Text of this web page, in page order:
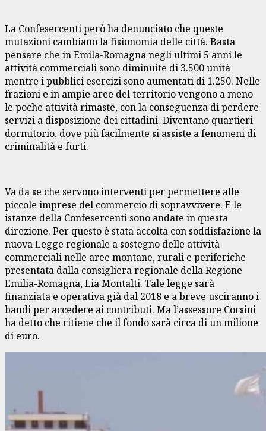
La Confesercenti però ha denunciato che queste
mutazioni cambiano la fisionomia delle città. Basta
pensare che in Emila-Romagna negli ultimi 5 anni le
attività commerciali sono diminuite di 3.500 unità
mentre i pubblici esercizi sono aumentati di 1.250. Nelle
frazioni e in ampie aree del territorio vengono a meno
le poche attività rimaste, con la conseguenza di perdere
servizi a disposizione dei cittadini. Diventano quartieri
dormitorio, dove più facilmente si assiste a fenomeni di
criminalità e furti.
Va da se che servono interventi per permettere alle
piccole imprese del commercio di sopravvivere. E le
istanze della Confesercenti sono andate in questa
direzione. Per questo è stata accolta con soddisfazione la
nuova Legge regionale a sostegno delle attività
commerciali nelle aree montane, rurali e periferiche
presentata dalla consigliera regionale della Regione
Emilia-Romagna, Lia Montalti. Tale legge sarà
finanziata e operativa già dal 2018 e a breve usciranno i
bandi per accedere ai contributi. Ma l’assessore Corsini
ha detto che ritiene che il fondo sarà circa di un milione
di euro.